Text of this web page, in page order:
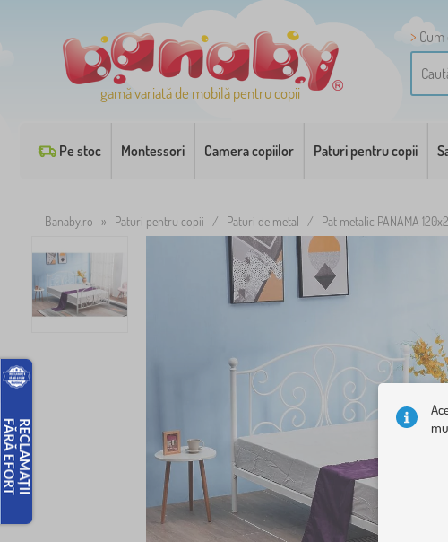
gamă variată de mobilă pentru copii
Pe stoc Montessori Camera copiilor Paturi pentru copii
Banaby.ro » Paturi pentru copii / Paturi de metal / Pat metalic PANAMA